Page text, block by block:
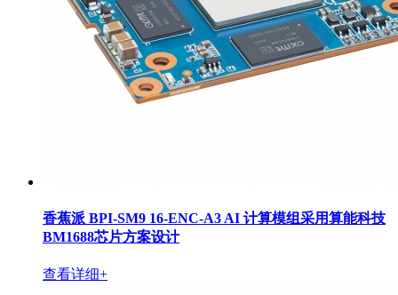
香蕉派 BPI-SM9 16-ENC-A3 AI 计算模组采用算能科技
BM1688芯片方案设计
查看详细+